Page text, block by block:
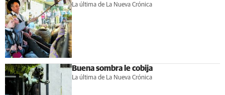
La última de La Nueva Crónica
Buena sombra le cobija
La última de La Nueva Crónica